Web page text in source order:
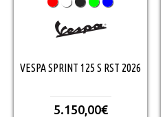
VESPA SPRINT 125 S RST 2026
5.150,00€